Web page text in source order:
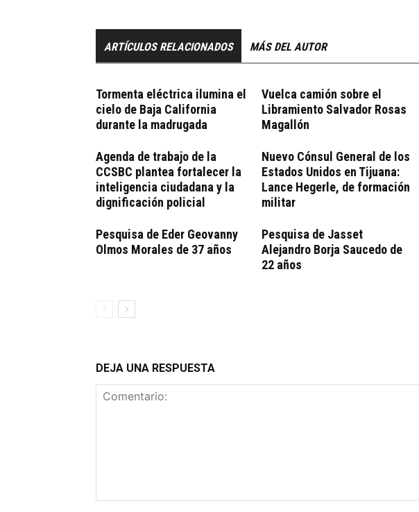
ARTÍCULOS RELACIONADOS MÁS DEL AUTOR
Tormenta eléctrica ilumina el
cielo de Baja California
durante la madrugada
Vuelca camión sobre el
Libramiento Salvador Rosas
Magallón
Agenda de trabajo de la
CCSBC plantea fortalecer la
inteligencia ciudadana y la
dignificación policial
Nuevo Cónsul General de los
Estados Unidos en Tijuana:
Lance Hegerle, de formación
militar
Pesquisa de Eder Geovanny
Olmos Morales de 37 años
Pesquisa de Jasset
Alejandro Borja Saucedo de
22 años
DEJA UNA RESPUESTA